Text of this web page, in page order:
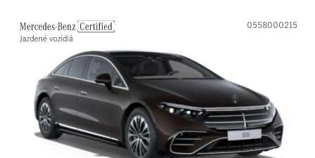
0558000215